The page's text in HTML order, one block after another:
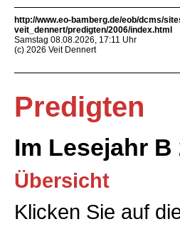
http://www.eo-bamberg.de/eob/dcms/
veit_dennert/predigten/2006/index.html
Samstag 08.08.2026, 17:11 Uhr
(c) 2026 Veit Dennert
Predigten
Im Lesejahr B
Übersicht
Klicken Sie auf